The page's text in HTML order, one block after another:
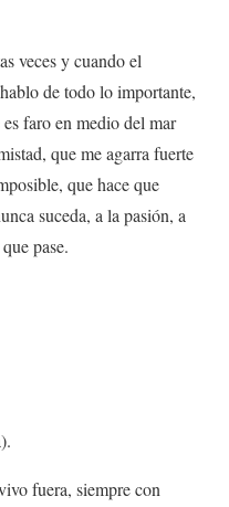
veces y cuando el
de todo lo importante,
faro en medio del mar
que me agarra fuerte
que hace que
suceda, a la pasión, a
pase.
fuera, siempre con